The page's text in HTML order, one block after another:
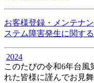
お客様登録・メンテナ
ステム障害発生に関す
2024
このたびの令和6年台風
れた皆様に謹んでお見